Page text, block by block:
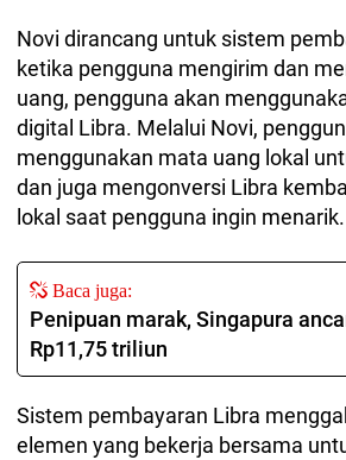
Novi dirancang untuk sistem
ketika pengguna mengirim dan
uang, pengguna akan
digital Libra. Melalui Novi,
menggunakan mata uang lokal
dan juga mengonversi Libra
lokal saat pengguna ingin menarik.
Baca juga:
Penipuan marak, Singapura
Rp11,75 triliun
Sistem pembayaran Libra
elemen yang bekerja bersama